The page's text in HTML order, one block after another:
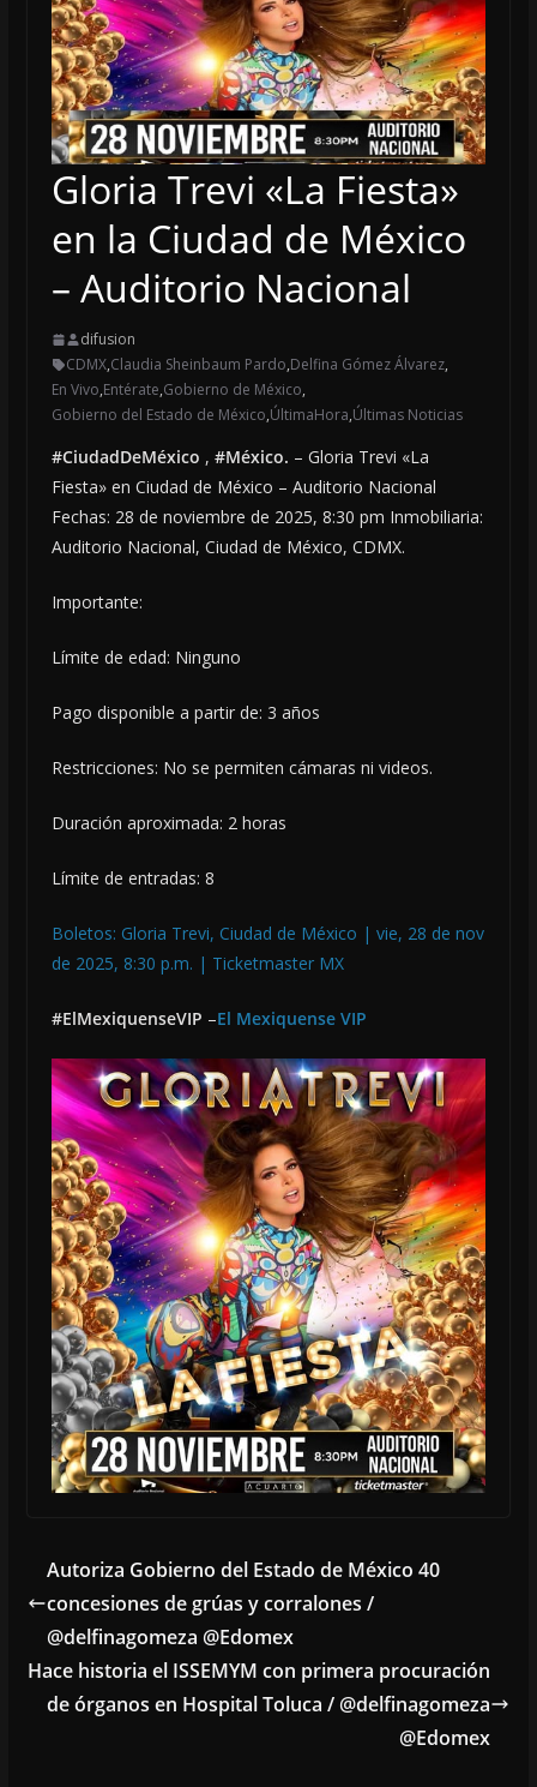
@MauricioTrejoP @GobMunicipalSMA
Gloria Trevi «La Fiesta»
en la Ciudad de México
– Auditorio Nacional
difusion
CDMX,Claudia Sheinbaum Pardo,Delfina Gómez Álvarez,
En Vivo,Entérate,Gobierno de México,
Gobierno del Estado de México,ÚltimaHora,Últimas Noticias
#CiudadDeMéxico , #México. – Gloria Trevi «La
Fiesta» en Ciudad de México – Auditorio Nacional
Fechas: 28 de noviembre de 2025, 8:30 pm Inmobiliaria:
Auditorio Nacional, Ciudad de México, CDMX.
Importante:
Límite de edad: Ninguno
Pago disponible a partir de: 3 años
Restricciones: No se permiten cámaras ni videos.
Duración aproximada: 2 horas
Límite de entradas: 8
Boletos: Gloria Trevi, Ciudad de México | vie, 28 de nov
de 2025, 8:30 p.m. | Ticketmaster MX
#ElMexiquenseVIP –El Mexiquense VIP
Autoriza Gobierno del Estado de México 40
concesiones de grúas y corralones /
@delfinagomeza @Edomex
Hace historia el ISSEMYM con primera procuración
de órganos en Hospital Toluca / @delfinagomeza
@Edomex